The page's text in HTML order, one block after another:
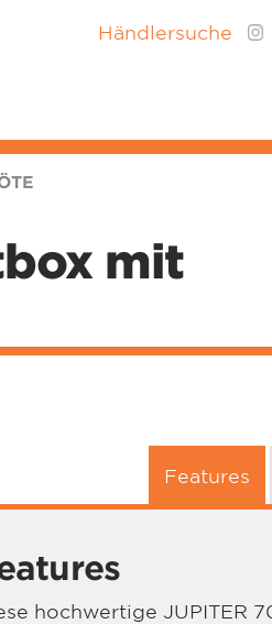
Händlersuche
mit
Features
hochwertige JUPITER